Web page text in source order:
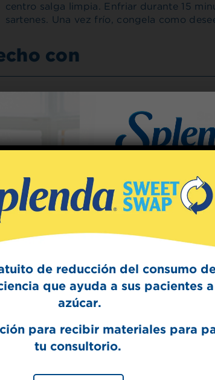
centro salga limpia. Enfriar durante 15
sartenes. Una vez frío, congela como
con
de reducción del consumo
que ayuda a sus pacientes
azúcar.
para recibir materiales para
tu consultorio.
Sign
The
Splenda test